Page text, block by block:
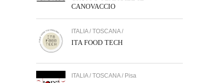
CANOVACCIO
ITALIA / TOSCANA /
ITA FOOD TECH
ITALIA / TOSCANA / Pisa